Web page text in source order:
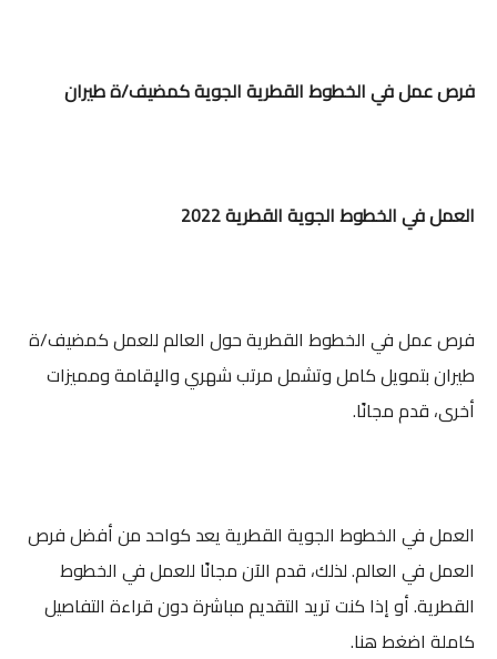
فرص عمل في الخطوط القطرية الجوية كمضيف/ة طيران
العمل في الخطوط الجوية القطرية 2022
فرص عمل في الخطوط القطرية حول العالم للعمل كمضيف/ة
طيران بتمويل كامل وتشمل مرتب شهري والإقامة ومميزات
أخرى، قدم مجانًا.
العمل في الخطوط الجوية القطرية يعد كواحد من أفضل فرص
العمل في العالم. لذلك، قدم الآن مجانًا للعمل في الخطوط
القطرية. أو إذا كنت تريد التقديم مباشرة دون قراءة التفاصيل
كاملة اضغط هنا.